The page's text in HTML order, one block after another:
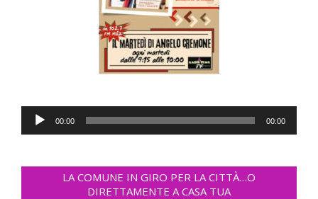
Audio
Player
00:00 00:00
LA COMUNE IN GIRO PER LA CITTÀ…O
DIRETTAMENTE A CASA TUA